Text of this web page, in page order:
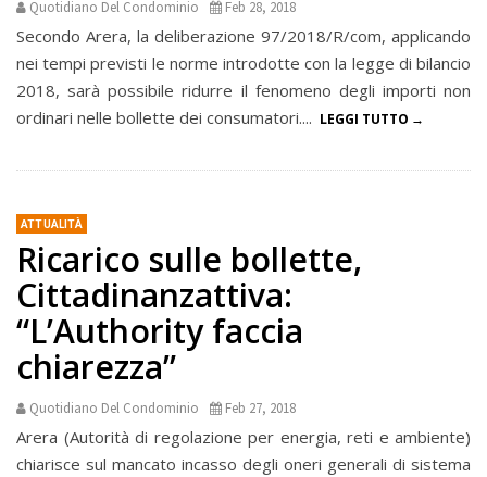
Quotidiano Del Condominio Feb 28, 2018
Secondo Arera, la deliberazione 97/2018/R/com, applicando
nei tempi previsti le norme introdotte con la legge di bilancio
2018, sarà possibile ridurre il fenomeno degli importi non
ordinari nelle bollette dei consumatori.... LEGGI TUTTO
ATTUALITÀ
Ricarico sulle bollette,
Cittadinanzattiva:
“L’Authority faccia
chiarezza”
Quotidiano Del Condominio Feb 27, 2018
Arera (Autorità di regolazione per energia, reti e ambiente)
chiarisce sul mancato incasso degli oneri generali di sistema